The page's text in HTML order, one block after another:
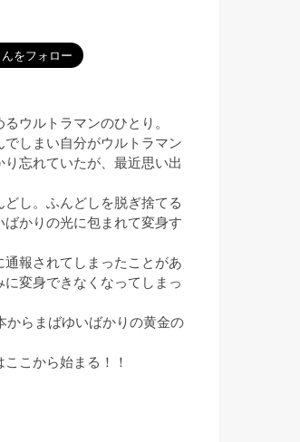
ウルトラマンのひとり。
でしまい自分がウルトラマン
り忘れていたが、最近思い出
し。ふんどしを脱ぎ捨てる
ばかりの光に包まれて変身す
通報されてしまったことがあ
に変身できなくなってしまっ
からまばゆいばかりの黄金の
こから始まる！！